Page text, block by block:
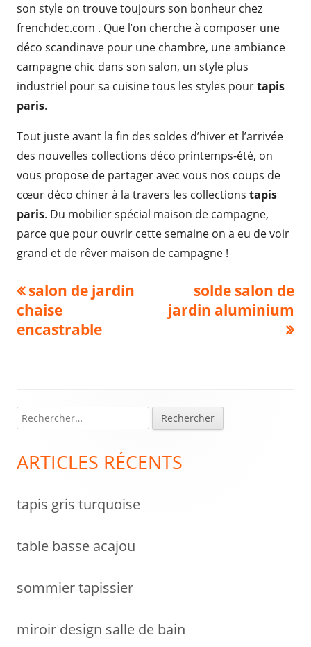
son style on trouve toujours son bonheur chez
frenchdec.com . Que l’on cherche à composer une
déco scandinave pour une chambre, une ambiance
campagne chic dans son salon, un style plus
industriel pour sa cuisine tous les styles pourtapis
paris.
Tout juste avant la fin des soldes d’hiver et l’arrivée
des nouvelles collections déco printemps-été, on
vous propose de partager avec vous nos coups de
cœur déco chiner à la travers les collections tapis
paris. Du mobilier spécial maison de campagne,
parce que pour ouvrir cette semaine on a eu de voir
grand et de rêver maison de campagne !
Navigation
de
Previous
article:
salon de jardin
chaise
encastrable
Next
article:
solde salon de
jardin aluminium
Colonne
latérale
e
h
r
e
ARTICLES RÉCENTS
tapis gris turquoise
table basse acajou
sommier tapissier
miroir design salle de bain